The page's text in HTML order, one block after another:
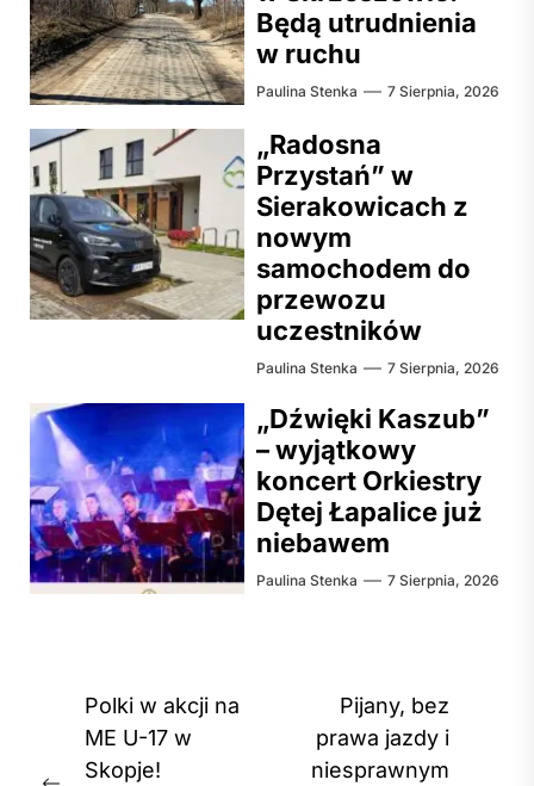
Będą utrudnienia
w ruchu
Paulina Stenka 7 Sierpnia, 2026
„Radosna
Przystań” w
Sierakowicach z
nowym
samochodem do
przewozu
uczestników
Paulina Stenka 7 Sierpnia, 2026
„Dźwięki Kaszub”
– wyjątkowy
koncert Orkiestry
Dętej Łapalice już
niebawem
Paulina Stenka 7 Sierpnia, 2026
Nawigacja
wpisu
Polki w akcji na
ME U-17 w
Skopje!
Pijany, bez
prawa jazdy i
niesprawnym